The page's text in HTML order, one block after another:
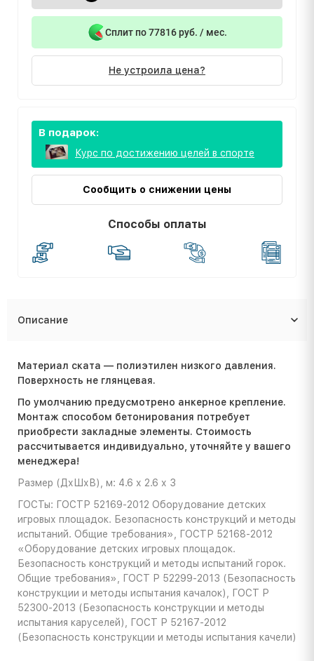
Сплит по 77816 руб. / мес.
Не устроила цена?
В подарок:
Курс по достижению целей в спорте
Сообщить о снижении цены
Способы оплаты
Описание
Материал ската — полиэтилен низкого давления.
Поверхность не глянцевая.
По умолчанию предусмотрено анкерное крепление.
Монтаж способом бетонирования потребует
приобрести закладные элементы. Стоимость
расcчитывается индивидуально, уточняйте у вашего
менеджера!
Размер (ДхШхВ), м: 4.6 х 2.6 х 3
ГОСТы: ГОСТР 52169-2012 Оборудование детских
игровых площадок. Безопасность конструкций и методы
испытаний. Общие требования», ГОСТР 52168-2012
«Оборудование детских игровых площадок.
Безопасность конструкций и методы испытаний горок.
Общие требования», ГОСТ Р 52299-2013 (Безопасность
конструкции и методы испытания качалок), ГОСТ Р
52300-2013 (Безопасность конструкции и методы
испытания каруселей), ГОСТ Р 52167-2012
(Безопасность конструкции и методы испытания качели)